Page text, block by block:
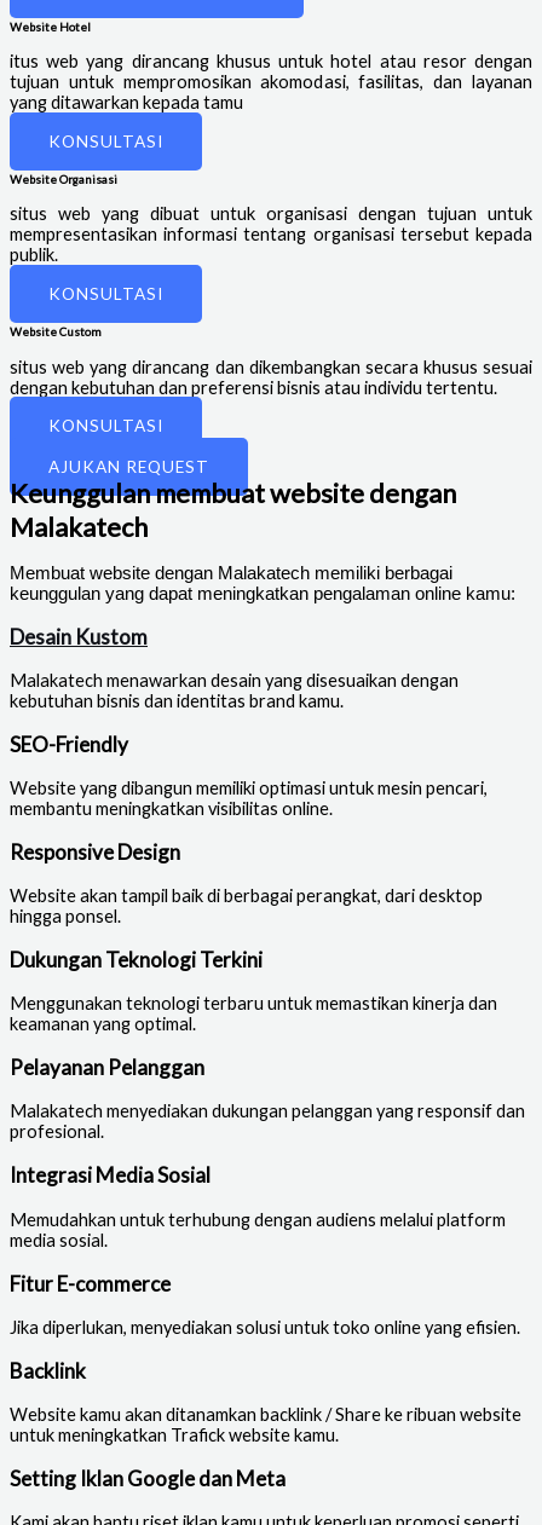
Website Hotel
itus web yang dirancang khusus untuk hotel atau resor dengan
tujuan untuk mempromosikan akomodasi, fasilitas, dan layanan
yang ditawarkan kepada tamu
KONSULTASI
Website Organisasi
situs web yang dibuat untuk organisasi dengan tujuan untuk
mempresentasikan informasi tentang organisasi tersebut kepada
publik.
KONSULTASI
Website Custom
situs web yang dirancang dan dikembangkan secara khusus sesuai
dengan kebutuhan dan preferensi bisnis atau individu tertentu.
KONSULTASI
AJUKAN REQUEST
Keunggulan membuat website dengan
Malakatech
Membuat website dengan Malakatech memiliki berbagai
keunggulan yang dapat meningkatkan pengalaman online kamu:
Desain Kustom
Malakatech menawarkan desain yang disesuaikan dengan
kebutuhan bisnis dan identitas brand kamu.
SEO-Friendly
Website yang dibangun memiliki optimasi untuk mesin pencari,
membantu meningkatkan visibilitas online.
Responsive Design
Website akan tampil baik di berbagai perangkat, dari desktop
hingga ponsel.
Dukungan Teknologi Terkini
Menggunakan teknologi terbaru untuk memastikan kinerja dan
keamanan yang optimal.
Pelayanan Pelanggan
Malakatech menyediakan dukungan pelanggan yang responsif dan
profesional.
Integrasi Media Sosial
Memudahkan untuk terhubung dengan audiens melalui platform
media sosial.
Fitur E-commerce
Jika diperlukan, menyediakan solusi untuk toko online yang efisien.
Backlink
Website kamu akan ditanamkan backlink / Share ke ribuan website
untuk meningkatkan Trafick website kamu.
Setting Iklan Google dan Meta